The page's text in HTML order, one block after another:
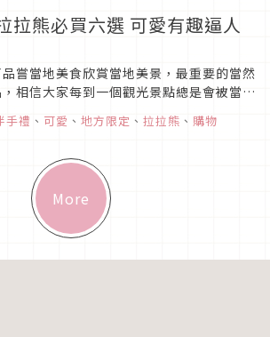
拉熊必買六選 可愛有趣逼人
嘗當地美食欣賞當地美景，最重要的當然
相信大家每到一個觀光景點總是會被當地
品如鑰匙圈、吊飾娃娃、小手帕等，一起
手禮 、 可愛 、 地方限定 、 拉拉熊 、 購物
More